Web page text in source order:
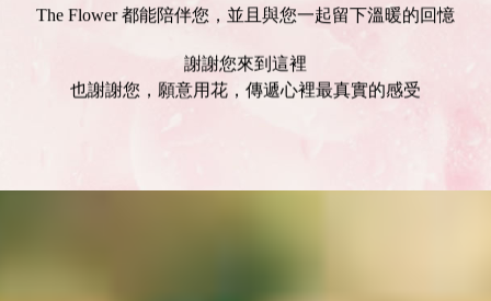
The Flower 都能陪伴您，並且與您一起留下溫暖的回憶
謝謝您來到這裡
也謝謝您，願意用花，傳遞心裡最真實的感受